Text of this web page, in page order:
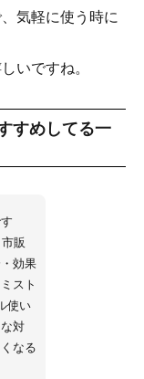
気軽に使う時に
いですね。
すめしてる一
販
効果
スト
使い
対
なる